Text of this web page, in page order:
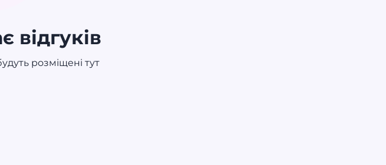
відгуків
розміщені тут